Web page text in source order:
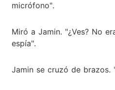
micrófono".
Miró a Jamin. "¿Ves? No
espía".
Jamin se cruzó de brazos.